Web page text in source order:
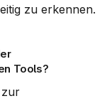
zu erkennen.
Tools?
zur